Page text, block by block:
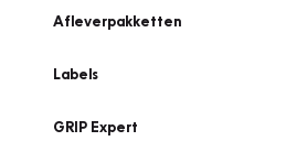
Afleverpakketten
Labels
GRIP Expert